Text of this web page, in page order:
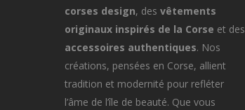
corses design, des vêtements
originaux inspirés de la Corse et des
accessoires authentiques. Nos
créations, pensées en Corse, allient
tradition et modernité pour refléter
l’âme de l’île de beauté. Que vous